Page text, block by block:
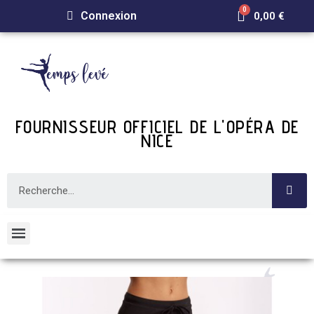
Connexion 0,00 €
FOURNISSEUR OFFICIEL DE L'OPÉRA DE
NICE